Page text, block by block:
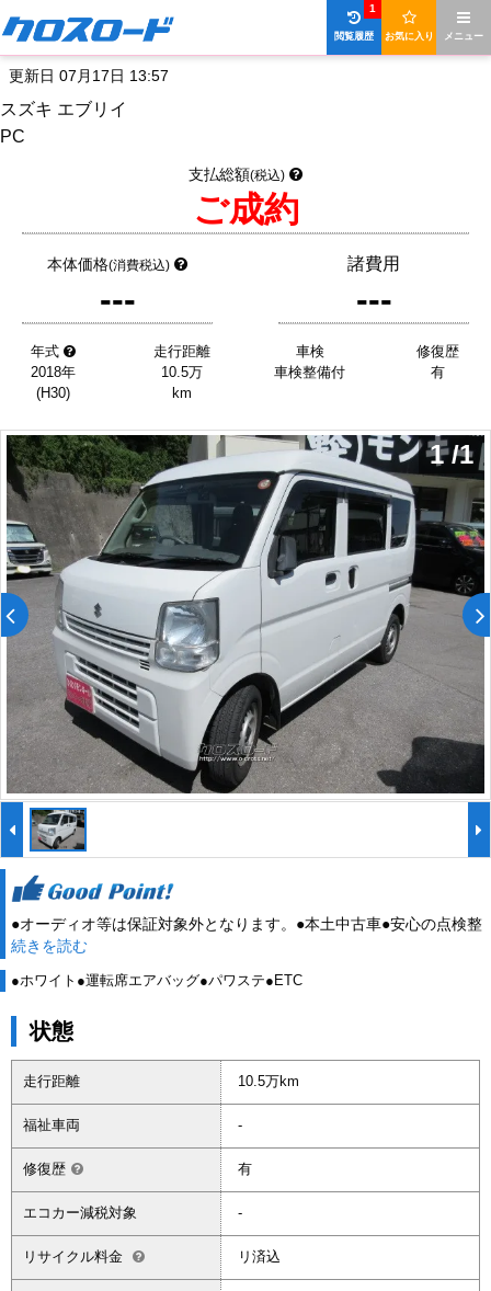
メニュー
お気に入り
閲覧履歴
1
更新日 07月17日 13:57
スズキ エブリイ
PC
支払総額(税込)
ご成約
本体価格(消費税込)
---
諸費用
---
年式
2018年
(H30)
走行距離
10.5万
km
車検
車検整備付
修復歴
有
1/1
●オーディオ等は保証対象外となります。●本土中古車●安心の点検整
備込み●自社認証工場完備●診断機完備●お車の詳細についてはお気軽
にお問い合わせください。
続きを読む
●ホワイト●運転席エアバッグ●パワステ●ETC
状態
走行距離 10.5万km
福祉車両 -
修復歴 有
エコカー減税対象 -
リサイクル料金 リ済込